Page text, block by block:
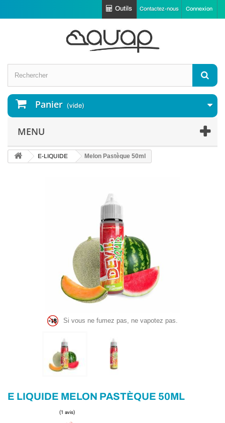
Connexion
Contactez-nous
Outils
Panier (vide)
MENU
E-LIQUIDE Melon Pastèque 50ml
Si vous ne fumez pas, ne vapotez pas.
E LIQUIDE MELON PASTÈQUE 50ML